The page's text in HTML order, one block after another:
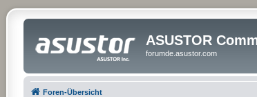
ASUSTOR
forumde.asustor.com
Foren-Übersicht